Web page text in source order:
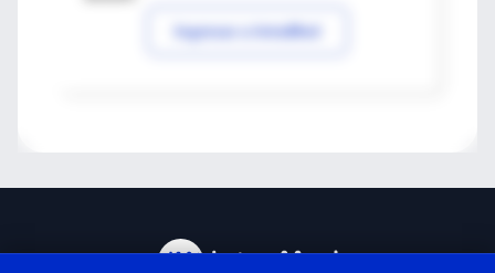
Ingresar a IntraMed